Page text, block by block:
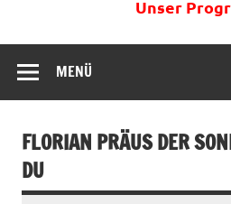
Unser
MENÜ
FLORIAN PRÄUS DER
DU